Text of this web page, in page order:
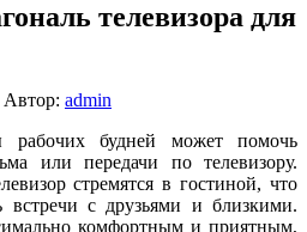
телевизора для
Автор: admin
рабочих будней может помочь
или передачи по телевизору.
стремятся в гостиной, что
встречи с друзьями и близкими.
комфортным и приятным,